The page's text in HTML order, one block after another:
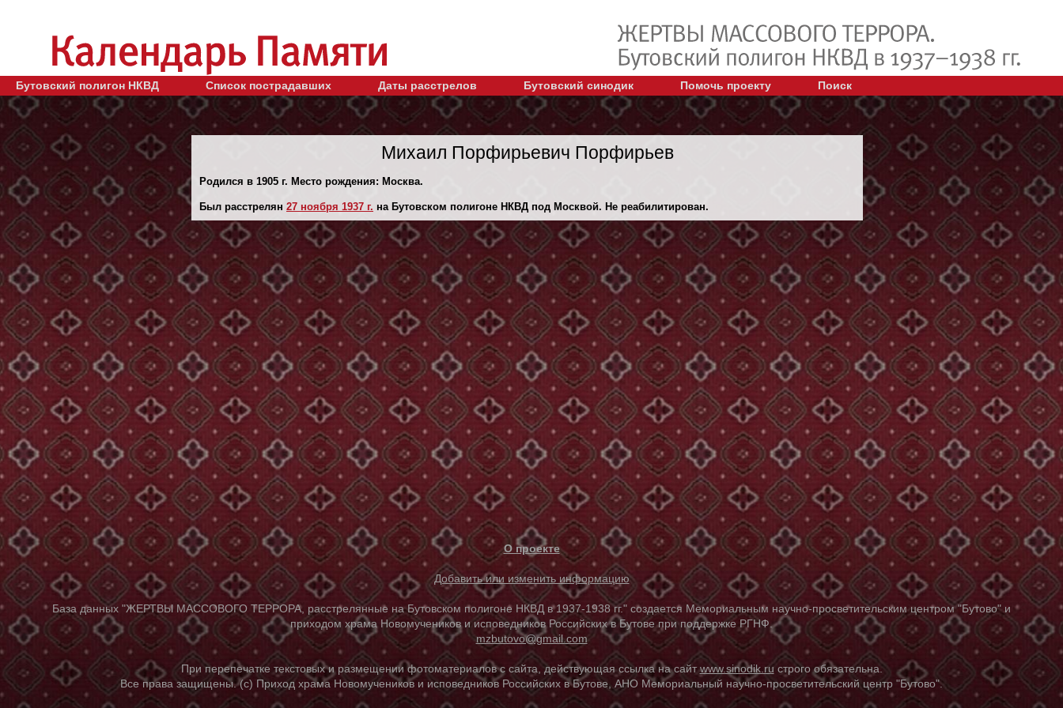
Бутовский полигон НКВД Список пострадавших Даты расстрелов Бутовский синодик Помочь проекту Поиск
Михаил Порфирьевич Порфирьев
Родился в 1905 г. Место рождения: Москва.
Был расстрелян 27 ноября 1937 г. на Бутовском полигоне НКВД под Москвой. Не реабилитирован.
О проекте
Добавить или изменить информацию
База данных "ЖЕРТВЫ МАССОВОГО ТЕРРОРА, расстрелянные на Бутовском полигоне НКВД в 1937-1938 гг." создается Мемориальным научно-просветительским центром "Бутово" и
приходом храма Новомучеников и исповедников Российских в Бутове при поддержке РГНФ.
mzbutovo@gmail.com
При перепечатке текстовых и размещении фотоматериалов с сайта, действующая ссылка на сайтwww.sinodik.ru строго обязательна.
Все права защищены. (с) Приход храма Новомучеников и исповедников Российских в Бутове, АНО Мемориальный научно-просветительский центр "Бутово".